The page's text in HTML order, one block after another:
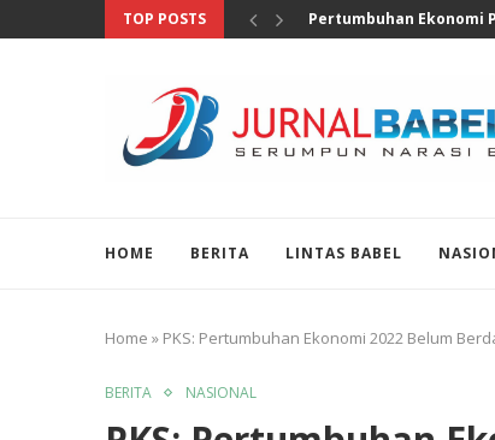
TOP POSTS Pertumbuhan Ekonomi
HOME BERITA LINTAS BABEL
Home » PKS: Pertumbuhan Ekonomi 2022 Belum
BERITA NASIONAL